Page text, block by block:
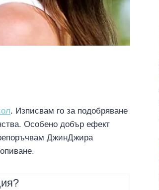
. Изписвам го за подобряване
Особено добър ефект
ДжинДжира